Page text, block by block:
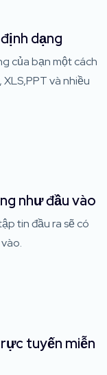
dạng
của bạn một cách
và nhiều
như đầu vào
tin đầu ra sẽ có
tuyến miễn